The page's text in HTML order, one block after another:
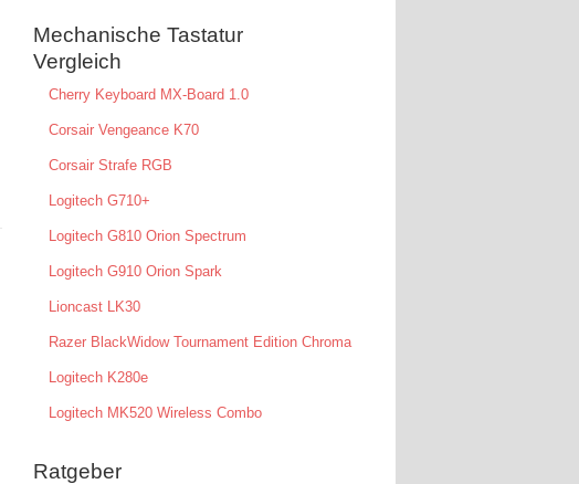
Mechanische Tastatur
Vergleich
Cherry Keyboard MX-Board 1.0
Corsair Vengeance K70
Corsair Strafe RGB
Logitech G710+
Logitech G810 Orion Spectrum
Logitech G910 Orion Spark
Lioncast LK30
Razer BlackWidow Tournament Edition Chroma
Logitech K280e
Logitech MK520 Wireless Combo
Ratgeber